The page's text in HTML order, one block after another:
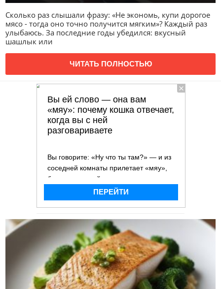
Сколько раз слышали фразу: «Не экономь, купи дорогое
мясо - тогда оно точно получится мягким»? Каждый раз
улыбаюсь. За последние годы убедился: вкусный
шашлык или
ЧИТАТЬ ПОЛНОСТЬЮ